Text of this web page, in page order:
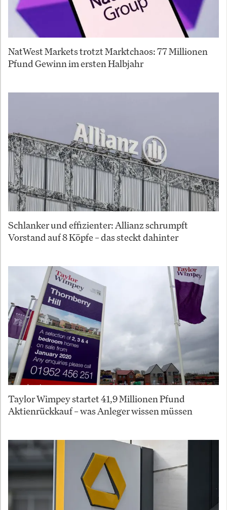
NatWest Markets trotzt Marktchaos: 77 Millionen
Pfund Gewinn im ersten Halbjahr
Schlanker und effizienter: Allianz schrumpft
Vorstand auf 8 Köpfe – das steckt dahinter
Taylor Wimpey startet 41,9 Millionen Pfund
Aktienrückkauf – was Anleger wissen müssen